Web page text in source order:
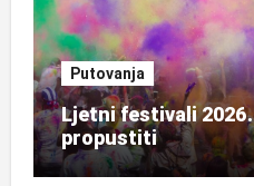
Putovanja
Ljetni festivali
propustiti